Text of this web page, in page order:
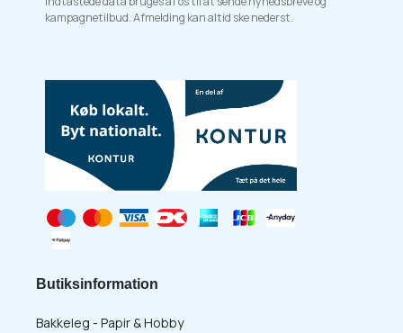
kampagnetilbud. Afmelding kan altid ske nederst.
Butiksinformation
Bakkeleg - Papir & Hobby